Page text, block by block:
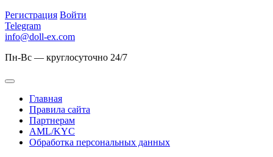
Регистрация Войти
Telegram
info@doll-ex.com
Пн-Вс — круглосуточно 24/7
Главная
Правила сайта
Партнерам
AML/KYC
Обработка персональных данных